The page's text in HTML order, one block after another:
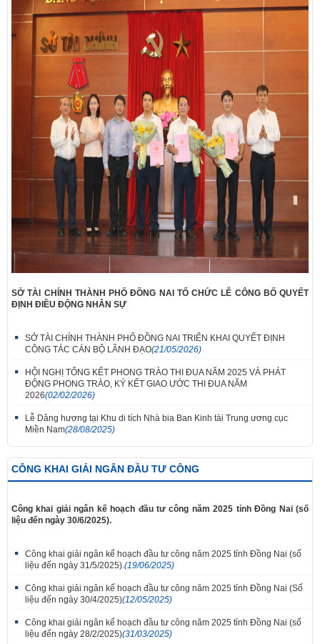
SỞ TÀI CHÍNH THÀNH PHỐ ĐỒNG NAI TỔ CHỨC LỄ CÔNG BỐ QUYẾT
ĐỊNH ĐIỀU ĐỘNG NHÂN SỰ
SỞ TÀI CHÍNH THÀNH PHỐ ĐỒNG NAI TRIỂN KHAI QUYẾT ĐỊNH
CÔNG TÁC CÁN BỘ LÃNH ĐẠO(21/05/2026)
HỘI NGHỊ TỔNG KẾT PHONG TRÀO THI ĐUA NĂM 2025 VÀ PHÁT
ĐỘNG PHONG TRÀO, KÝ KẾT GIAO ƯỚC THI ĐUA NĂM
2026(02/02/2026)
Lễ Dâng hương tại Khu di tích Nhà bia Ban Kinh tài Trung ương cục
Miền Nam(28/08/2025)
CÔNG KHAI GIẢI NGÂN ĐẦU TƯ CÔNG
Công khai giải ngân kế hoạch đầu tư công năm 2025 tỉnh Đồng Nai (số
liệu đến ngày 30/6/2025).
Công khai giải ngân kế hoạch đầu tư công năm 2025 tỉnh Đồng Nai (số
liệu đến ngày 31/5/2025). (19/06/2025)
Công khai giải ngân kế hoạch đầu tư công năm 2025 tỉnh Đồng Nai (Số
liệu đến ngày 30/4/2025)(12/05/2025)
Công khai giải ngân kế hoạch đầu tư công năm 2025 tỉnh Đồng Nai (số
liệu đến ngày 28/2/2025)(31/03/2025)